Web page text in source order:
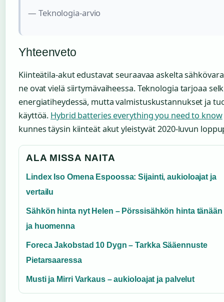
— Teknologia-arvio
Yhteenveto
Kiinteätila-akut edustavat seuraavaa askelta
ne ovat vielä siirtymävaiheessa. Teknologia tarjoaa
energiatiheydessä, mutta valmistuskustannukset ja
käyttöä. Hybrid batteries everything you need to know
kunnes täysin kiinteät akut yleistyvät 2020-luvun
ALA MISSA NAITA
Lindex Iso Omena Espoossa: Sijainti, aukioloajat ja
vertailu
Sähkön hinta nyt Helen – Pörssisähkön hinta tänään
ja huomenna
Foreca Jakobstad 10 Dygn – Tarkka Sääennuste
Pietarsaaressa
Musti ja Mirri Varkaus – aukioloajat ja palvelut